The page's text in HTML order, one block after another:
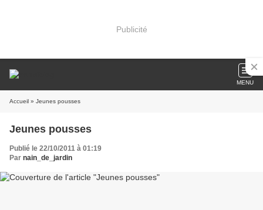
Publicité
MENU
Accueil » Jeunes pousses
Jeunes pousses
Publié le 22/10/2011 à 01:19
Par nain_de_jardin